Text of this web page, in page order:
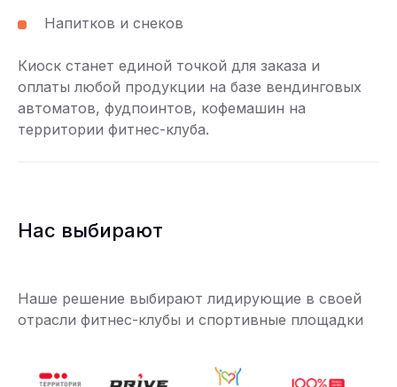
Напитков и снеков
Киоск станет единой точкой для заказа и
оплаты любой продукции на базе вендинговых
автоматов, фудпоинтов, кофемашин на
территории фитнес-клуба.
Нас выбирают
Наше решение выбирают лидирующие в своей
отрасли фитнес-клубы и спортивные площадки